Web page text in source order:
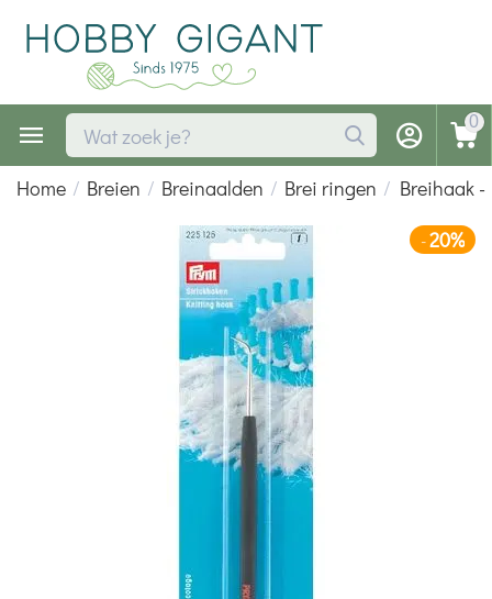
0
Home / Breien / Breinaalden / Brei ringen / Breihaak
-20%